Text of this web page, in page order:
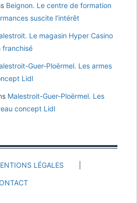
Beignon. Le centre de formation
suscite l’intérêt
Le magasin Hyper Casino
franchisé
Guer-Ploërmel. Les armes
Lidl
Malestroit-Guer-Ploërmel. Les
concept Lidl
LÉGALES